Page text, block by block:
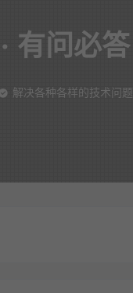
· 有问必答
解决各种各样的技术问题